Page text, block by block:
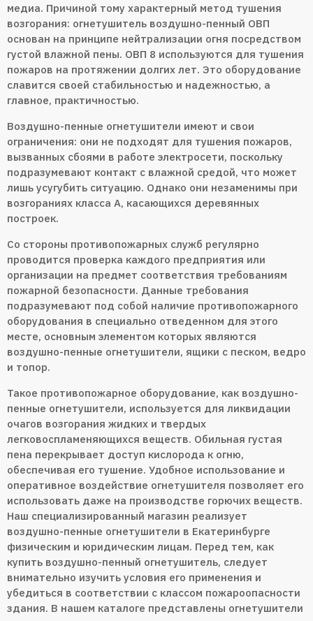
медиа. Причиной тому характерный метод тушения
возгорания: огнетушитель воздушно-пенный ОВП
основан на принципе нейтрализации огня посредством
густой влажной пены. ОВП 8 используются для тушения
пожаров на протяжении долгих лет. Это оборудование
славится своей стабильностью и надежностью, а
главное, практичностью.
Воздушно-пенные огнетушители имеют и свои
ограничения: они не подходят для тушения пожаров,
вызванных сбоями в работе электросети, поскольку
подразумевают контакт с влажной средой, что может
лишь усугубить ситуацию. Однако они незаменимы при
возгораниях класса А, касающихся деревянных
построек.
Со стороны противопожарных служб регулярно
проводится проверка каждого предприятия или
организации на предмет соответствия требованиям
пожарной безопасности. Данные требования
подразумевают под собой наличие противопожарного
оборудования в специально отведенном для этого
месте, основным элементом которых являются
воздушно-пенные огнетушители, ящики с песком, ведро
и топор.
Такое противопожарное оборудование, как воздушно-
пенные огнетушители, используется для ликвидации
очагов возгорания жидких и твердых
легковоспламеняющихся веществ. Обильная густая
пена перекрывает доступ кислорода к огню,
обеспечивая его тушение. Удобное использование и
оперативное воздействие огнетушителя позволяет его
использовать даже на производстве горючих веществ.
Наш специализированный магазин реализует
воздушно-пенные огнетушители в Екатеринбурге
физическим и юридическим лицам. Перед тем, как
купить воздушно-пенный огнетушитель, следует
внимательно изучить условия его применения и
убедиться в соответствии с классом пожароопасности
здания. В нашем каталоге представлены огнетушители